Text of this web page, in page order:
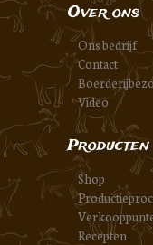
Over ons
Ons bedrijf
Contact
Video
Producten
Shop
Recepten